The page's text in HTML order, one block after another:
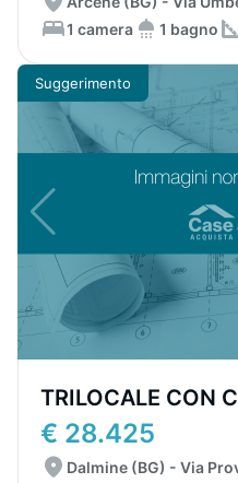
1 camera
1 bagno
Suggerimento
TRILOCALE CON
€ 28.425
Dalmine (BG) - Via